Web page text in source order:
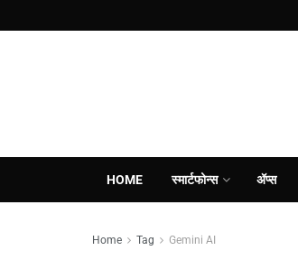
HOME स्मार्टफोन्स ॲप्स
Home Tag Gemini AI